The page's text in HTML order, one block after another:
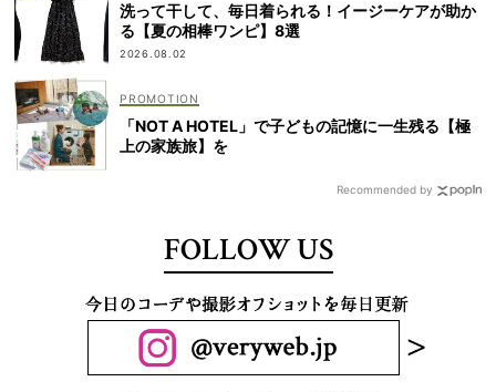
洗って干して、毎日着られる！イージーケアが助か
る【夏の相棒ワンピ】8選
2026.08.02
「NOT A HOTEL」で子どもの記憶に一生残る【極
上の家族旅】を
Recommended by
FOLLOW US